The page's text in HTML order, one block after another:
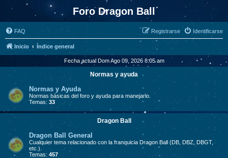
Foro Dragon Ball
FAQ Identificarse
Registrarse
Inicio Índice general
Fecha actual Dom Ago 09, 2026 8:05 am
Normas y ayuda
Normas y Ayuda
Normas básicas del foro y ayuda para manejarlo.
Temas: 33
Dragon Ball
Dragon Ball General
Cualquier tema relacionado con la franquicia Dragon Ball (DB, DBZ, DBGT,
etc.).
Temas: 457